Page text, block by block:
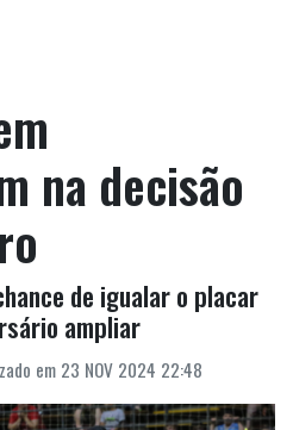
na decisão
de igualar o placar
ampliar
em 23 NOV 2024 22:48